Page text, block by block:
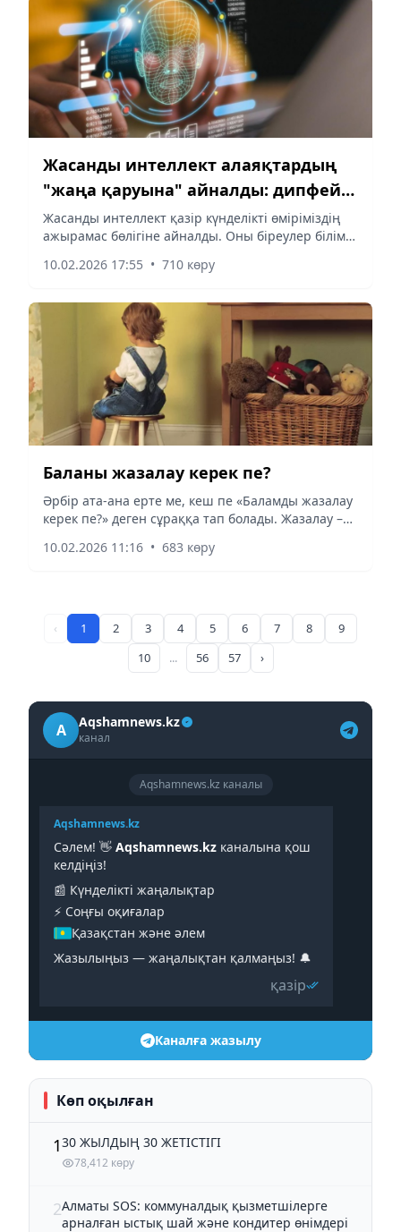
Жасанды интеллект алаяқтардың
"жаңа қаруына" айналды: дипфейк
қаупі неде?
Жасанды интеллект қазір күнделікті өміріміздің
ажырамас бөлігіне айналды. Оны біреулер білім
ниетті алаяқтар қылмыстық мақсатта қолданады.
10.02.2026 17:55 • 710 көру
Баланы жазалау керек пе?
Әрбір ата-ана ерте ме, кеш пе «Баламды жазалау
керек пе?» деген сұраққа тап болады. Жазалау –
тұлғасына зиян келтірмей, дұрыс әрі әділ болуы
10.02.2026 11:16 • 683 көру
‹ 1 2 3 4 5 6 7 8
9
10
... 56 57 ›
A Aqshamnews.kz
канал
Aqshamnews.kz каналы
Aqshamnews.kz
Сәлем! 👋 Aqshamnews.kz каналына қош
келдіңіз!
📰 Күнделікті жаңалықтар
⚡️ Соңғы оқиғалар
Қазақстан және әлем
Жазылыңыз — жаңалықтан қалмаңыз! 🔔
қазір
Каналға жазылу
Көп оқылған
130 ЖЫЛДЫҢ 30 ЖЕТІСТІГІ
78,412 көру
2Алматы SOS: коммуналдық қызметшілерге
арналған ыстық шай және кондитер өнімдері